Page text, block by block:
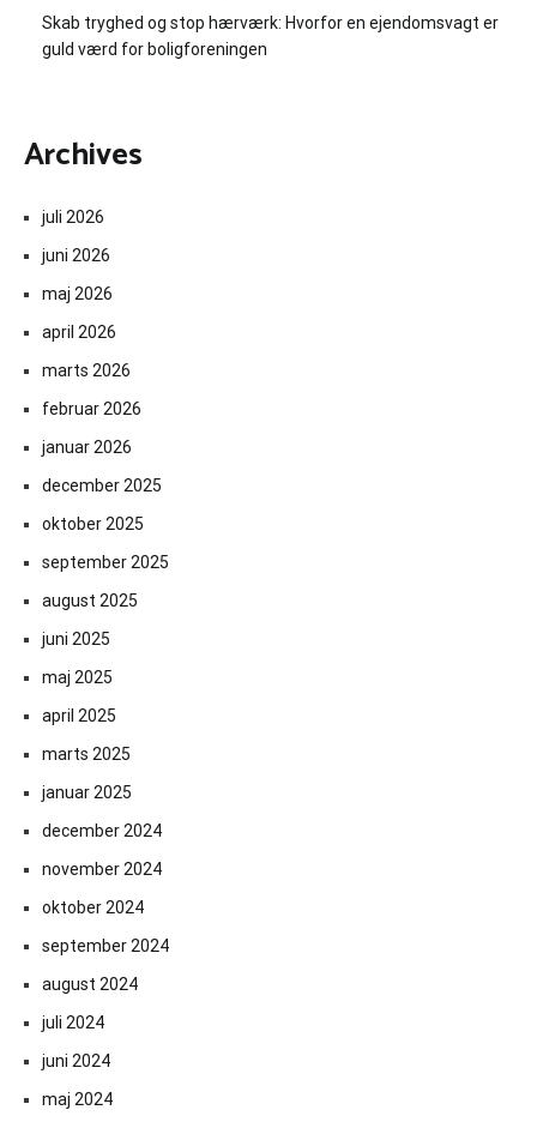
Skab tryghed og stop hærværk: Hvorfor en ejendomsvagt er
guld værd for boligforeningen
Archives
juli 2026
juni 2026
maj 2026
april 2026
marts 2026
februar 2026
januar 2026
december 2025
oktober 2025
september 2025
august 2025
juni 2025
maj 2025
april 2025
marts 2025
januar 2025
december 2024
november 2024
oktober 2024
september 2024
august 2024
juli 2024
juni 2024
maj 2024